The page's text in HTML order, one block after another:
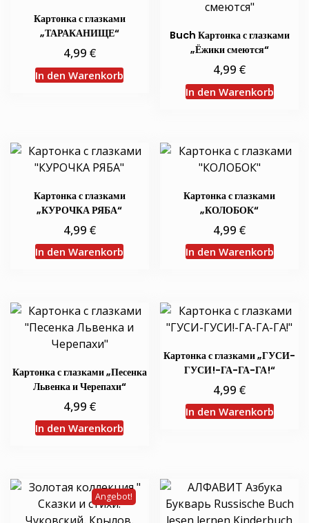
Картонка с глазками
„ТАРАКАНИЩЕ“
4,99 €
In den Warenkorb
Buch Картонка с глазками
„Ёжики смеются“
4,99€
In den Warenkorb
Картонка с глазками
„КУРОЧКА РЯБА“
4,99 €
In den Warenkorb
Картонка с глазками
„КОЛОБОК“
4,99€
In den Warenkorb
Картонка с глазками „Песенка
Львенка и Черепахи“
4,99 €
In den Warenkorb
Картонка с глазками „ГУСИ-
ГУСИ!-ГА-ГА-ГА!“
4,99€
In den Warenkorb
Angebot!